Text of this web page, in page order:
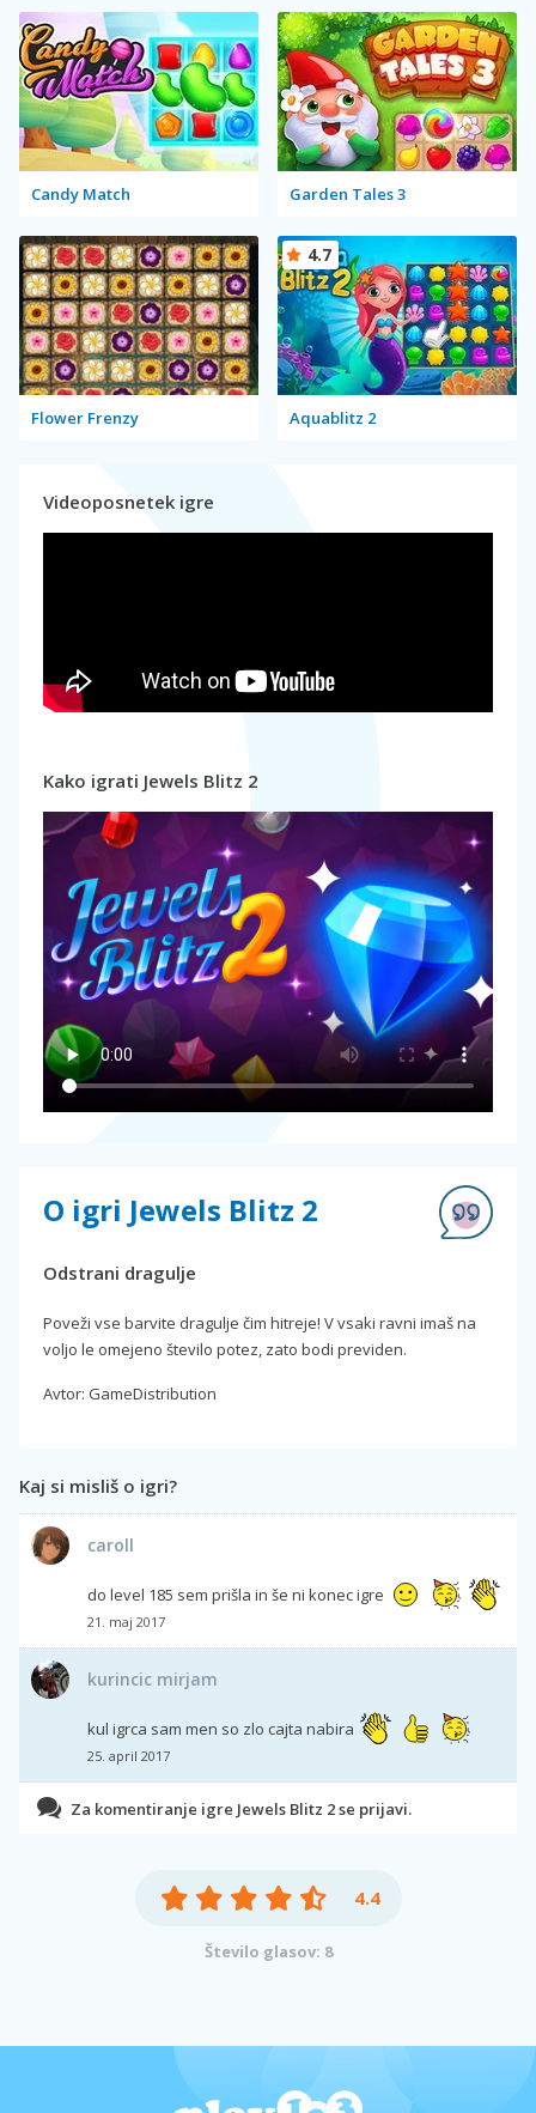
Candy Match Garden Tales 3
Flower Frenzy Aquablitz 2
4.7
Videoposnetek igre
Kako igrati Jewels Blitz 2
O igri Jewels Blitz 2
Odstrani dragulje
Poveži vse barvite dragulje čim hitreje! V vsaki ravni imaš na
voljo le omejeno število potez, zato bodi previden.
Avtor: GameDistribution
Kaj si misliš o igri?
caroll
do level 185 sem prišla in še ni konec igre
21. maj 2017
kurincic mirjam
kul igrca sam men so zlo cajta nabira
25. april 2017
Za komentiranje igre Jewels Blitz 2 se prijavi.
4.4
Število glasov: 8